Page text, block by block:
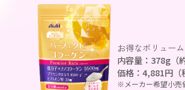
お得なボリュー
内容量：378g（
価格：4,881円（
※メーカー希望小売